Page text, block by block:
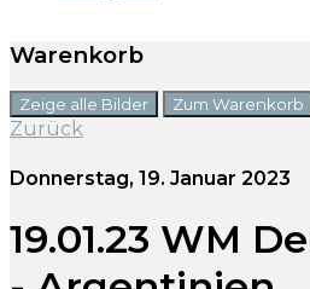
Warenkorb
Zeige alle Bilder Zum Warenkorb
Zurück
Donnerstag, 19. Januar 2023
19.01.23 WM